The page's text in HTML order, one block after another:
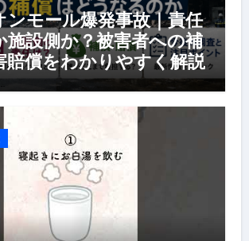
ンモール爆発事故｜責任
施設側か？被害者への補
賠償をわかりやすく解説